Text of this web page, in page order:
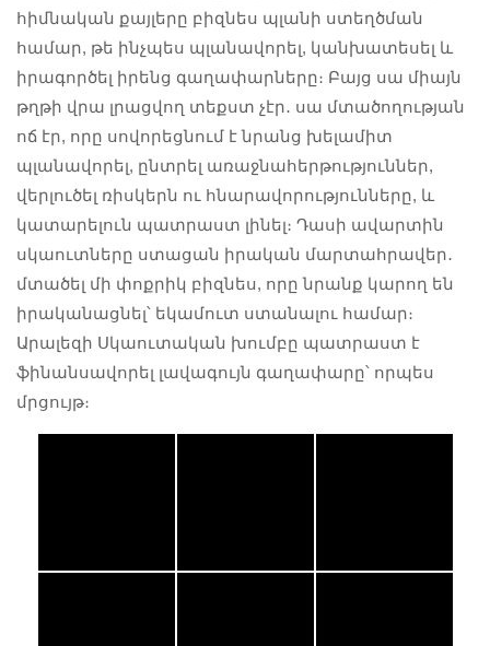
հիմնական քայլերը բիզնես պլանի ստեղծման
համար, թե ինչպես պլանավորել, կանխատեսել և
իրագործել իրենց գաղափարները։ Բայց սա միայն
թղթի վրա լրացվող տեքստ չէր․ սա մտածողության
ոճ էր, որը սովորեցնում է նրանց խելամիտ
պլանավորել, ընտրել առաջնահերթություններ,
վերլուծել ռիսկերն ու հնարավորությունները, և
կատարելուն պատրաստ լինել։ Դասի ավարտին
սկաուտները ստացան իրական մարտահրավեր․
մտածել մի փոքրիկ բիզնես, որը նրանք կարող են
իրականացնել՝ եկամուտ ստանալու համար։
Արալեզի Սկաուտական խումբը պատրաստ է
ֆինանսավորել լավագույն գաղափարը՝ որպես
մրցույթ։